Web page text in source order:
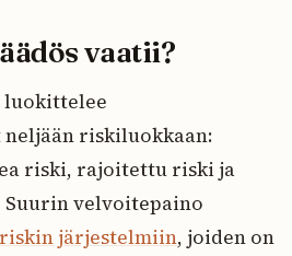
vaatii?
luokittelee
riskiluokkaan:
riski, rajoitettu riski ja
velvoitepaino
järjestelmiin, joiden on